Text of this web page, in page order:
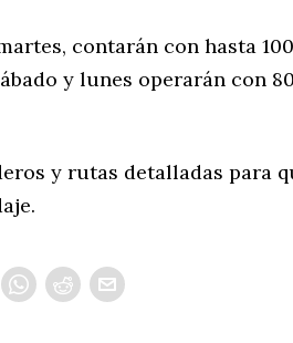
contarán con hasta 100
y lunes operarán con 80
y rutas detalladas para